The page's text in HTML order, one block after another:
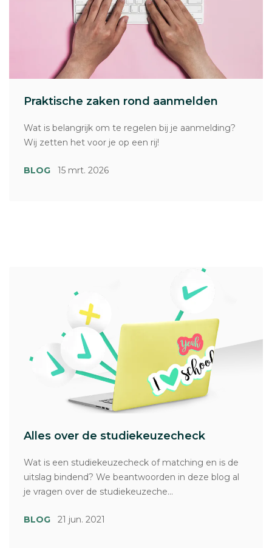
Praktische zaken rond aanmelden
Wat is belangrijk om te regelen bij je aanmelding?
Wij zetten het voor je op een rij!
BLOG 15 mrt. 2026
Alles over de studiekeuzecheck
Wat is een studiekeuzecheck of matching en is de
uitslag bindend? We beantwoorden in deze blog al
je vragen over de studiekeuzeche...
BLOG 21 jun. 2021